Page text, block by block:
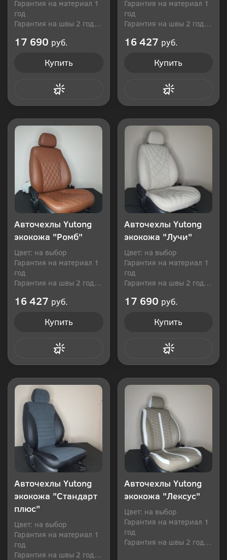
Гарантия на материал 1
год
Гарантия на швы 2 года
17 690 руб.
Купить
Гарантия на материал 1
год
Гарантия на швы 2 года
16 427 руб.
Купить
Авточехлы Yutong
экокожа "Ромб"
Цвет: на выбор
Гарантия на материал 1
год
Гарантия на швы 2 года
16 427 руб.
Купить
Авточехлы Yutong
экокожа "Лучи"
Цвет: на выбор
Гарантия на материал 1
год
Гарантия на швы 2 года
17 690 руб.
Купить
Авточехлы Yutong
экокожа "Стандарт
плюс"
Цвет: на выбор
Гарантия на материал 1
год
Гарантия на швы 2 года
Авточехлы Yutong
экокожа "Лексус"
Цвет: на выбор
Гарантия на материал 1
год
Гарантия на швы 2 года